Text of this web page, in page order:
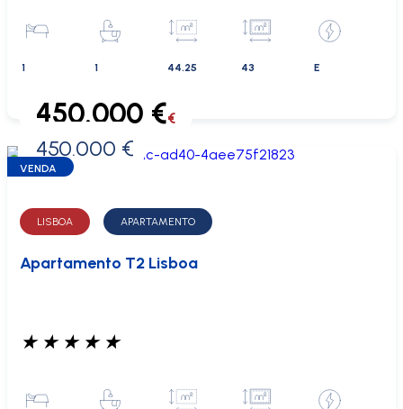
1 1 44.25 43 E
0 €
450.000 €€
450.000 €
VENDA
LISBOA APARTAMENTO
Apartamento T2 Lisboa
★ ★ ★ ★ ★